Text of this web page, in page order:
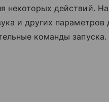
некоторых действий.
и других параметров
команды запуска.